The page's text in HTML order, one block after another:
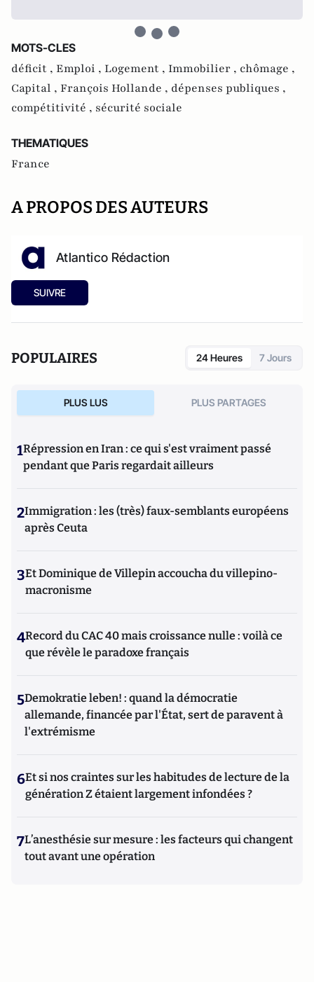
MOTS-CLES
déficit , Emploi , Logement , Immobilier , chômage ,
Capital , François Hollande , dépenses publiques ,
compétitivité , sécurité sociale
THEMATIQUES
France
A PROPOS DES AUTEURS
Atlantico Rédaction
SUIVRE
POPULAIRES 24 Heures 7 Jours
PLUS LUS PLUS PARTAGES
1Répression en Iran : ce qui s'est vraiment passé
pendant que Paris regardait ailleurs
2Immigration : les (très) faux-semblants européens
après Ceuta
3Et Dominique de Villepin accoucha du villepino-
macronisme
4Record du CAC 40 mais croissance nulle : voilà ce
que révèle le paradoxe français
5Demokratie leben! : quand la démocratie
allemande, financée par l'État, sert de paravent à
l'extrémisme
6Et si nos craintes sur les habitudes de lecture de la
génération Z étaient largement infondées ?
7L’anesthésie sur mesure : les facteurs qui changent
tout avant une opération